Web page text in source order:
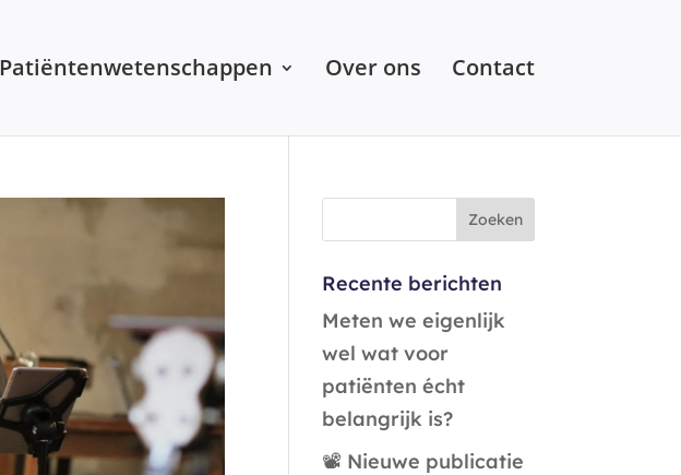
Patiëntenwetenschappen Over ons Contact
Recente berichten
Meten we eigenlijk
wel wat voor
patiënten écht
belangrijk is?
📽️ Nieuwe publicatie